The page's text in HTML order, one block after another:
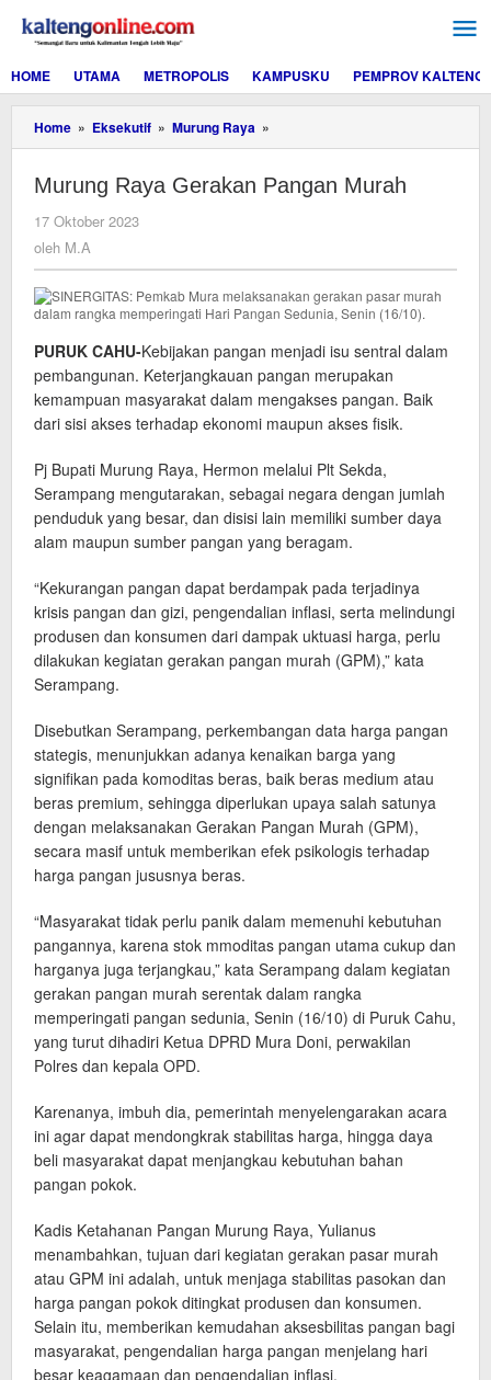
konten
HOME
UTAMA METROPOLIS KAMPUSKU PEMPROV KALTENG
Home » Eksekutif » Murung Raya »
Raya
Pangan
Murung Raya Gerakan Pangan Murah
17 Oktober 2023
oleh M.A
PURUK CAHU-Kebijakan pangan menjadi isu sentral dalam
pembangunan. Keterjangkauan pangan merupakan
kemampuan masyarakat dalam mengakses pangan. Baik
dari sisi akses terhadap ekonomi maupun akses fisik.
Pj Bupati Murung Raya, Hermon melalui Plt Sekda,
Serampang mengutarakan, sebagai negara dengan jumlah
penduduk yang besar, dan disisi lain memiliki sumber daya
alam maupun sumber pangan yang beragam.
“Kekurangan pangan dapat berdampak pada terjadinya
krisis pangan dan gizi, pengendalian inflasi, serta melindungi
produsen dan konsumen dari dampak uktuasi harga, perlu
dilakukan kegiatan gerakan pangan murah (GPM),” kata
Serampang.
Disebutkan Serampang, perkembangan data harga pangan
stategis, menunjukkan adanya kenaikan barga yang
signifikan pada komoditas beras, baik beras medium atau
beras premium, sehingga diperlukan upaya salah satunya
dengan melaksanakan Gerakan Pangan Murah (GPM),
secara masif untuk memberikan efek psikologis terhadap
harga pangan jususnya beras.
“Masyarakat tidak perlu panik dalam memenuhi kebutuhan
pangannya, karena stok mmoditas pangan utama cukup dan
harganya juga terjangkau,” kata Serampang dalam kegiatan
gerakan pangan murah serentak dalam rangka
memperingati pangan sedunia, Senin (16/10) di Puruk Cahu,
yang turut dihadiri Ketua DPRD Mura Doni, perwakilan
Polres dan kepala OPD.
Karenanya, imbuh dia, pemerintah menyelengarakan acara
ini agar dapat mendongkrak stabilitas harga, hingga daya
beli masyarakat dapat menjangkau kebutuhan bahan
pangan pokok.
Kadis Ketahanan Pangan Murung Raya, Yulianus
menambahkan, tujuan dari kegiatan gerakan pasar murah
atau GPM ini adalah, untuk menjaga stabilitas pasokan dan
harga pangan pokok ditingkat produsen dan konsumen.
Selain itu, memberikan kemudahan aksesbilitas pangan bagi
masyarakat, pengendalian harga pangan menjelang hari
besar keagamaan dan pengendalian inflasi.